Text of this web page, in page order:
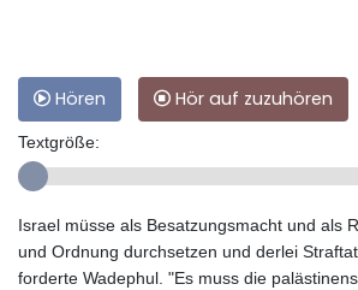
Hören Hör auf zuzuhören
Textgröße:
Israel müsse als Besatzungsmacht und als
und Ordnung durchsetzen und derlei
forderte Wadephul. "Es muss die